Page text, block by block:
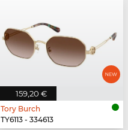
159,20 €
Tory Burch
TY6113 - 334613